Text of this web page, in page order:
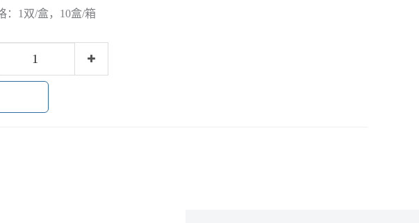
： 1双/盒，10盒/箱